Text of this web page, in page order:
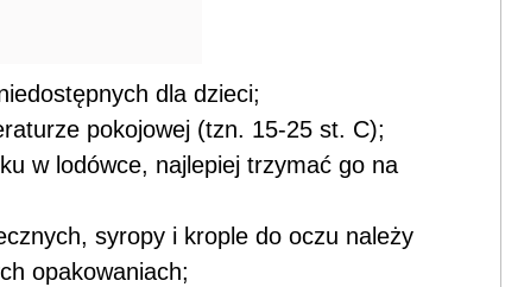
dla dzieci;
pokojowej (tzn. 15-25 st. C);
w lodówce, najlepiej trzymać go na
syropy i krople do oczu należy
opakowaniach;